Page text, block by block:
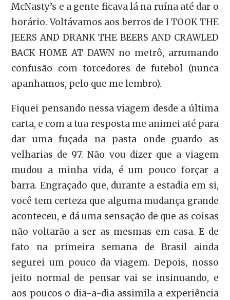
McNasty’s e a gente ficava lá na ruína até dar o
horário. Voltávamos aos berros de I TOOK THE
JEERS AND DRANK THE BEERS AND CRAWLED
BACK HOME AT DAWN no metrô, arrumando
confusão com torcedores de futebol (nunca
apanhamos, pelo que me lembro).
Fiquei pensando nessa viagem desde a última
carta, e com a tua resposta me animei até para
dar uma fuçada na pasta onde guardo as
velharias de 97. Não vou dizer que a viagem
mudou a minha vida, é um pouco forçar a
barra. Engraçado que, durante a estadia em si,
você tem certeza que alguma mudança grande
aconteceu, e dá uma sensação de que as coisas
não voltarão a ser as mesmas em casa. E de
fato na primeira semana de Brasil ainda
segurei um pouco da viagem. Depois, nosso
jeito normal de pensar vai se insinuando, e
aos poucos o dia-a-dia assimila a experiência